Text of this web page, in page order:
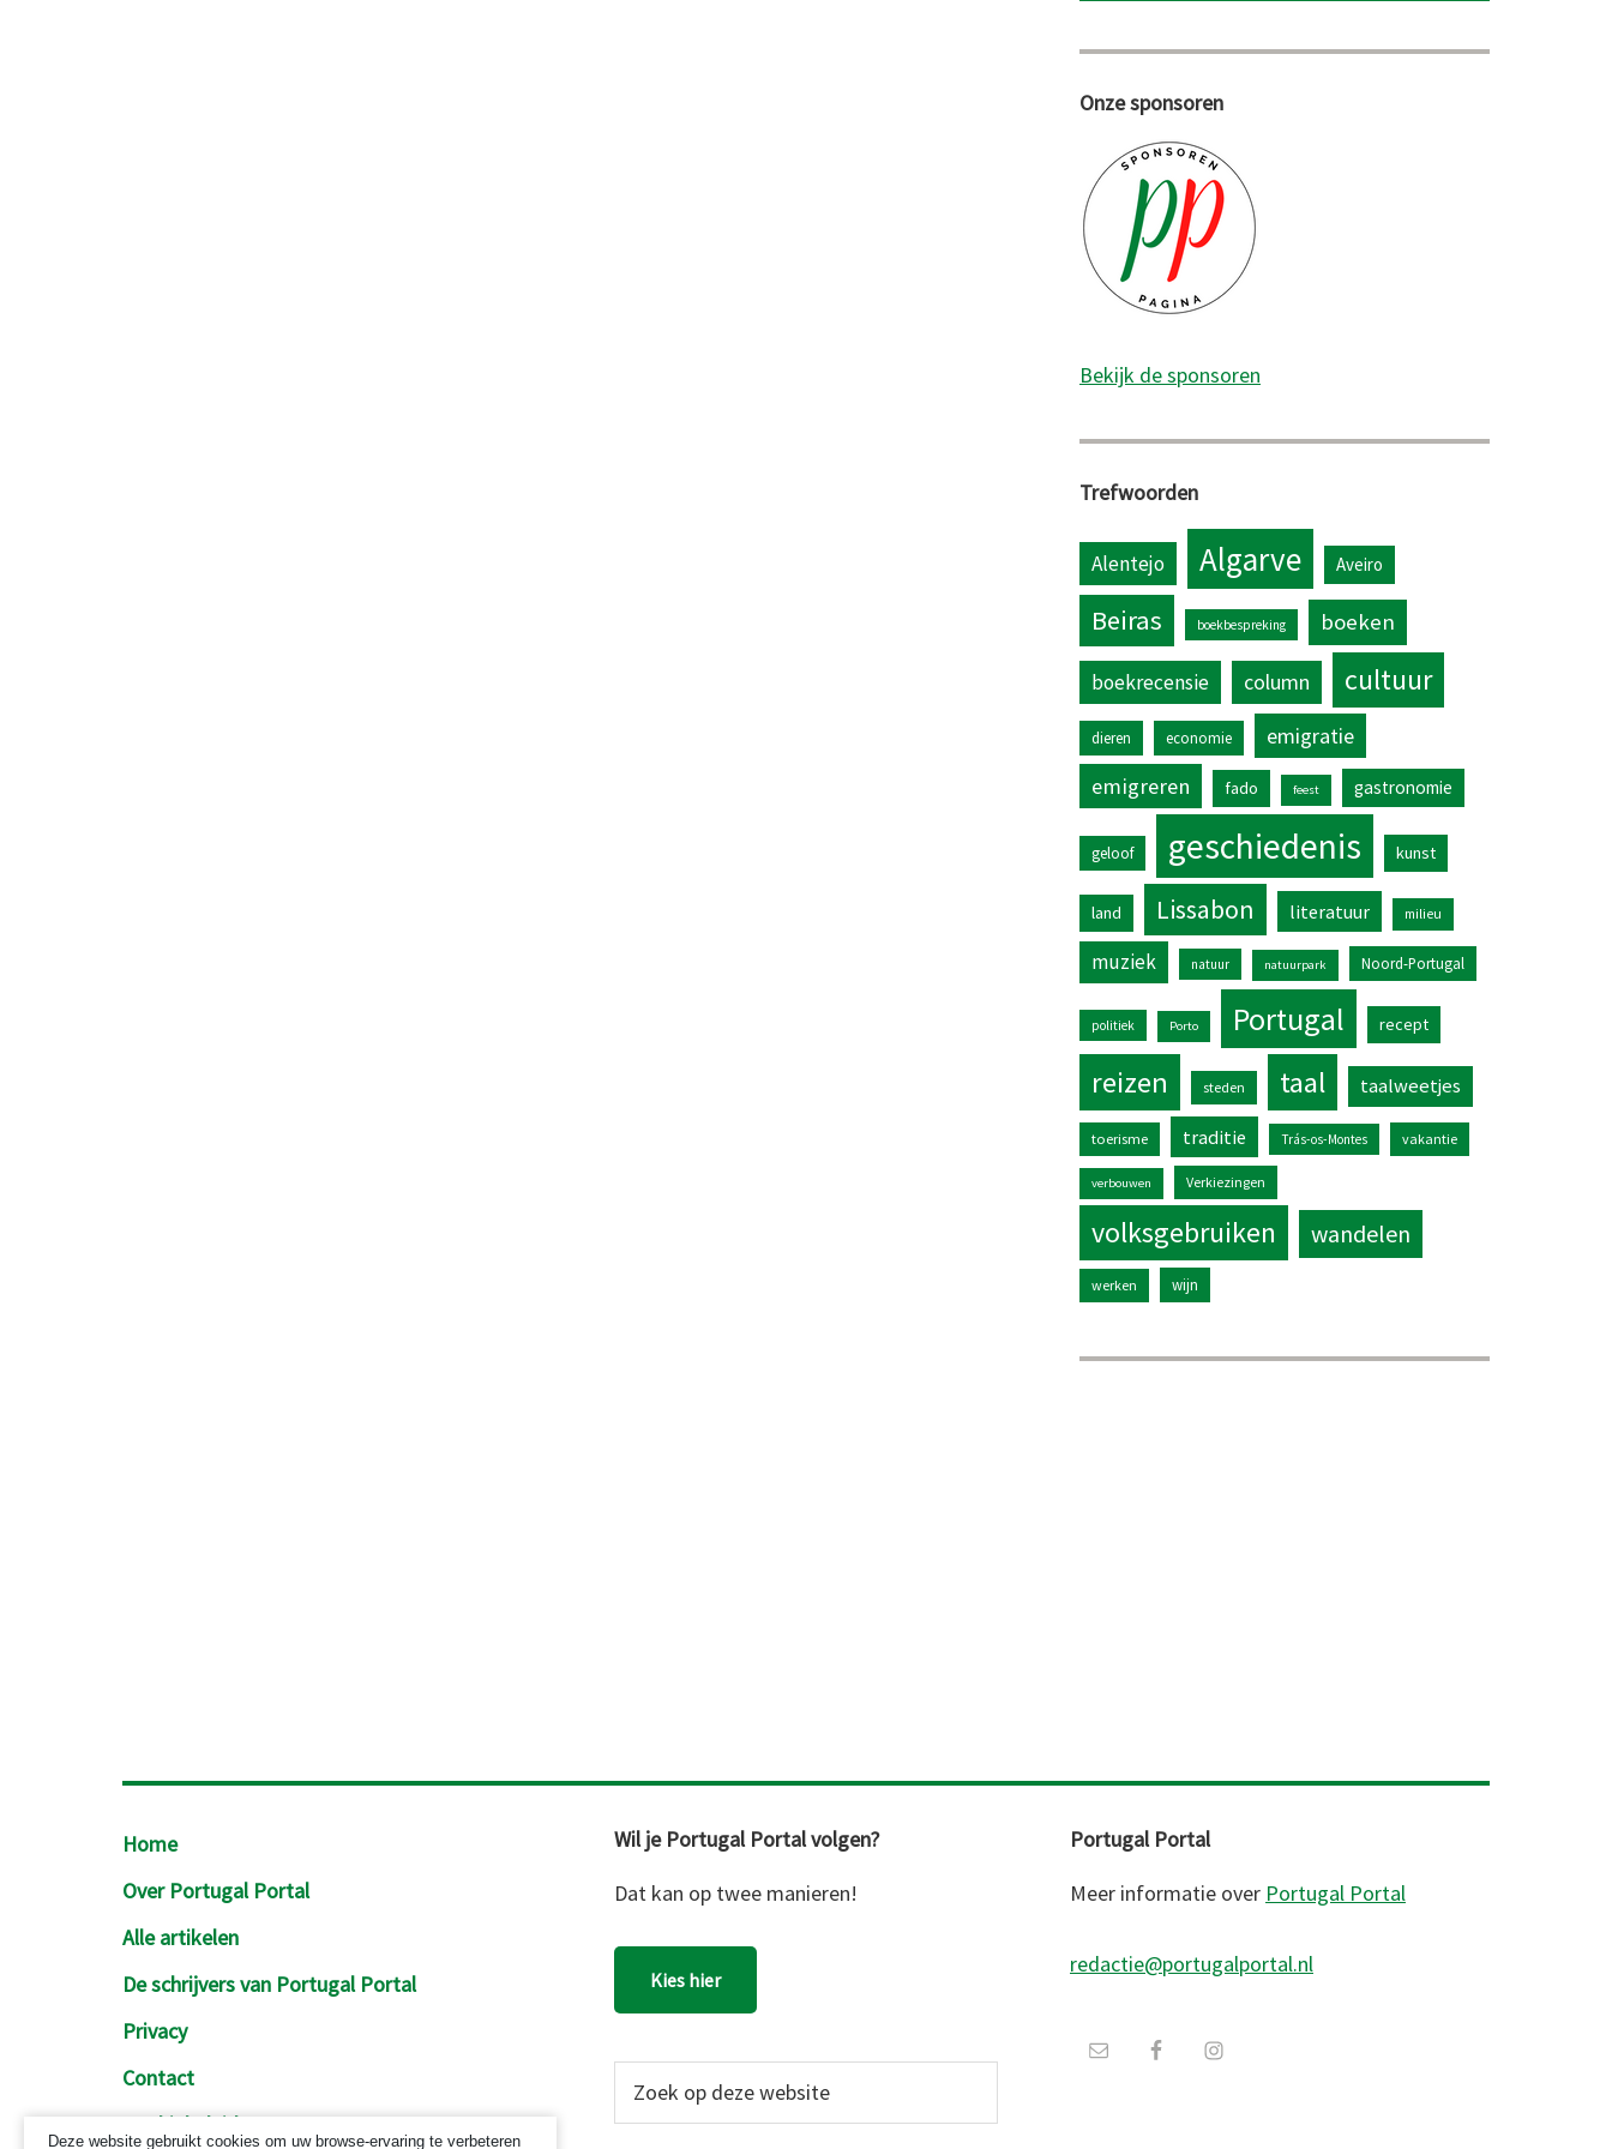
Onze sponsoren
Bekijk de sponsoren
Trefwoorden
Alentejo Algarve Aveiro
Beiras boekbespreking boeken
boekrecensie column cultuur
dieren economie
emigratie
emigreren
fado feest gastronomie
geloof geschiedenis kunst
land Lissabon literatuur milieu
muziek natuur natuurpark Noord-Portugal
politiek Porto Portugal recept
reizen steden taal taalweetjes
toerisme traditie Trás-os-Montes vakantie
verbouwen Verkiezingen
volksgebruiken wandelen
werken wijn
Footer
Home
Over Portugal Portal
Alle artikelen
De schrijvers van Portugal Portal
Privacy
Contact
Cookiebeleid
Wil je Portugal Portal volgen?
Dat kan op twee manieren!
Kies hier
Portugal Portal
Meer informatie over Portugal Portal
redactie@portugalportal.nl
Deze website gebruikt cookies om uw browse-ervaring te verbeteren